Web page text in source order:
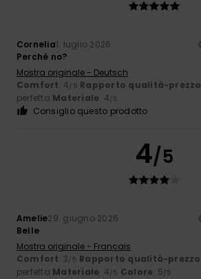
Cornelia1. luglio 2026
Perché no?
Mostra originale - Deutsch
Comfort: 4/5 Rapporto qualità-prezzo
perfetta Materiale: 4/5
Consiglio questo prodotto
4/5
Amelie29. giugno 2026
Belle
Mostra originale - Français
Comfort: 3/5 Rapporto qualità-prezzo
perfetta Materiale: 4/5 Colore: 5/5